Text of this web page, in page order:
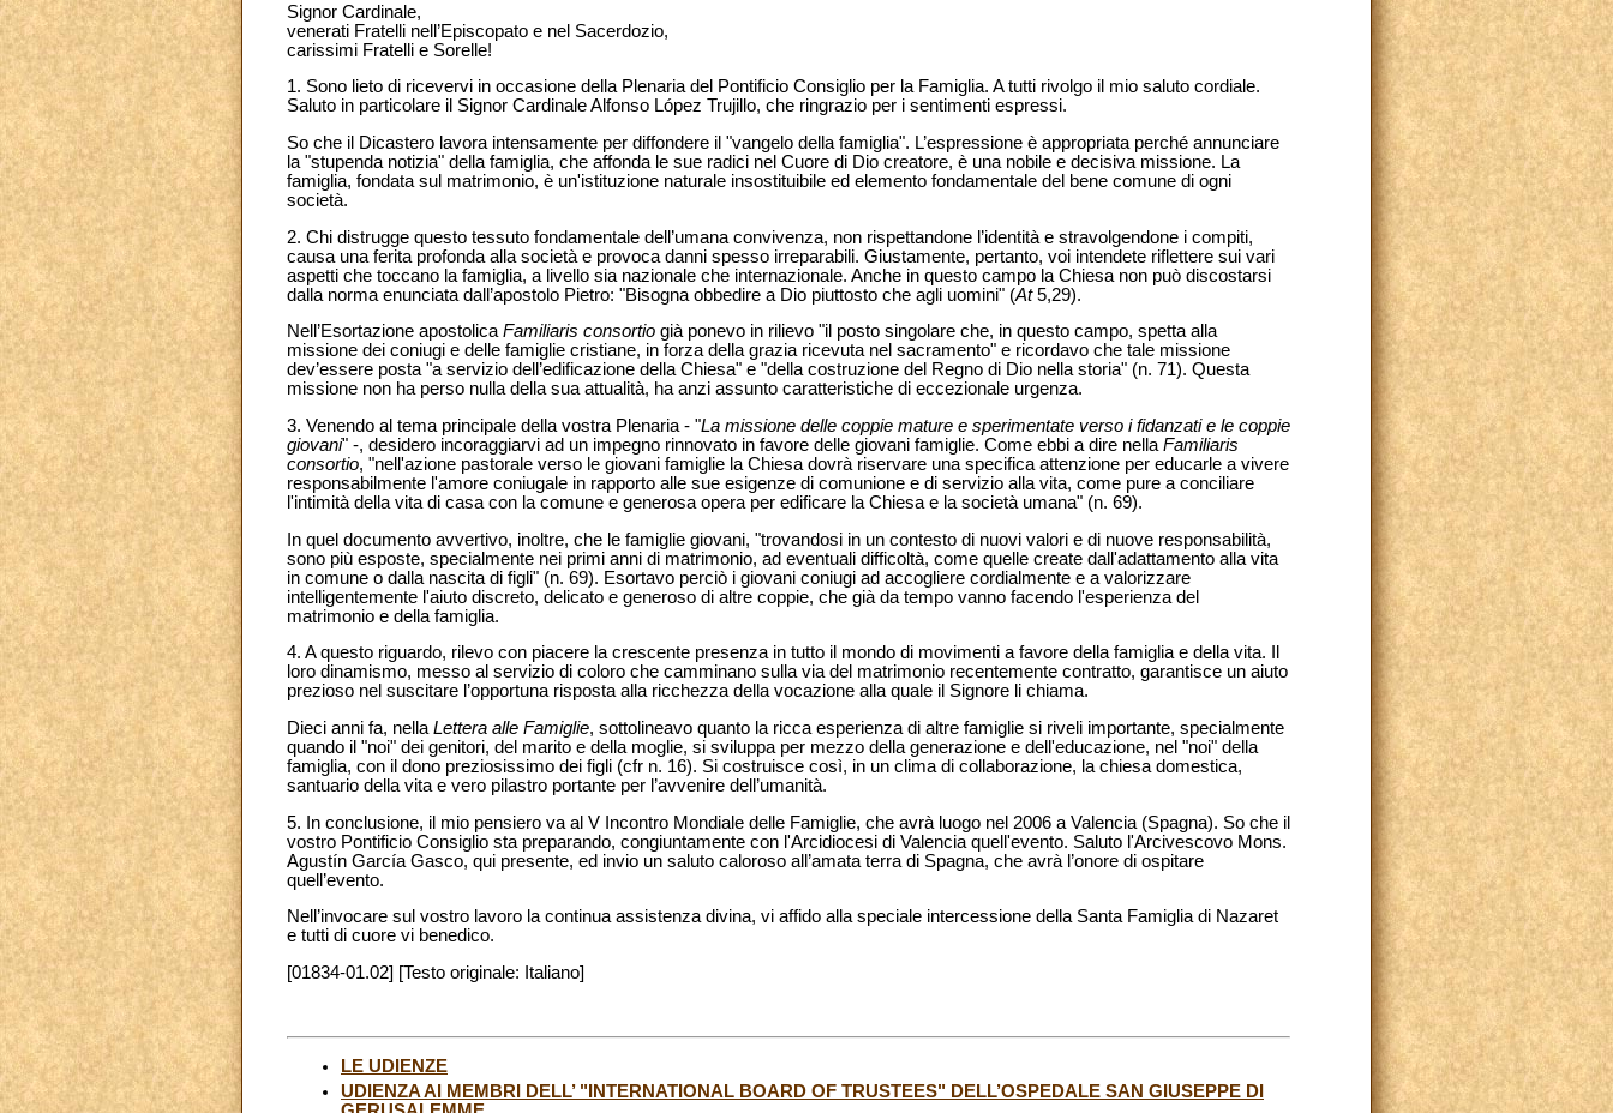
Signor Cardinale,
venerati Fratelli nell’Episcopato e nel Sacerdozio,
carissimi Fratelli e Sorelle!
1. Sono lieto di ricevervi in occasione della Plenaria del Pontificio Consiglio per la Famiglia. A tutti rivolgo il mio saluto cordiale.
Saluto in particolare il Signor Cardinale Alfonso López Trujillo, che ringrazio per i sentimenti espressi.
So che il Dicastero lavora intensamente per diffondere il "vangelo della famiglia". L’espressione è appropriata perché annunciare
la "stupenda notizia" della famiglia, che affonda le sue radici nel Cuore di Dio creatore, è una nobile e decisiva missione. La
famiglia, fondata sul matrimonio, è un'istituzione naturale insostituibile ed elemento fondamentale del bene comune di ogni
società.
2. Chi distrugge questo tessuto fondamentale dell’umana convivenza, non rispettandone l’identità e stravolgendone i compiti,
causa una ferita profonda alla società e provoca danni spesso irreparabili. Giustamente, pertanto, voi intendete riflettere sui vari
aspetti che toccano la famiglia, a livello sia nazionale che internazionale. Anche in questo campo la Chiesa non può discostarsi
dalla norma enunciata dall’apostolo Pietro: "Bisogna obbedire a Dio piuttosto che agli uomini" (At5,29).
Nell’Esortazione apostolicaFamiliaris consortio già ponevo in rilievo "il posto singolare che, in questo campo, spetta alla
missione dei coniugi e delle famiglie cristiane, in forza della grazia ricevuta nel sacramento" e ricordavo che tale missione
dev’essere posta "a servizio dell’edificazione della Chiesa" e "della costruzione del Regno di Dio nella storia" (n. 71). Questa
missione non ha perso nulla della sua attualità, ha anzi assunto caratteristiche di eccezionale urgenza.
3. Venendo al tema principale della vostra Plenaria - "La missione delle coppie mature e sperimentate verso i fidanzati e le coppie
giovani" -, desidero incoraggiarvi ad un impegno rinnovato in favore delle giovani famiglie. Come ebbi a dire nella Familiaris
consortio, "nell'azione pastorale verso le giovani famiglie la Chiesa dovrà riservare una specifica attenzione per educarle a vivere
responsabilmente l'amore coniugale in rapporto alle sue esigenze di comunione e di servizio alla vita, come pure a conciliare
l'intimità della vita di casa con la comune e generosa opera per edificare la Chiesa e la società umana" (n. 69).
In quel documento avvertivo, inoltre, che le famiglie giovani, "trovandosi in un contesto di nuovi valori e di nuove responsabilità,
sono più esposte, specialmente nei primi anni di matrimonio, ad eventuali difficoltà, come quelle create dall'adattamento alla vita
in comune o dalla nascita di figli" (n. 69). Esortavo perciò i giovani coniugi ad accogliere cordialmente e a valorizzare
intelligentemente l'aiuto discreto, delicato e generoso di altre coppie, che già da tempo vanno facendo l'esperienza del
matrimonio e della famiglia.
4. A questo riguardo, rilevo con piacere la crescente presenza in tutto il mondo di movimenti a favore della famiglia e della vita. Il
loro dinamismo, messo al servizio di coloro che camminano sulla via del matrimonio recentemente contratto, garantisce un aiuto
prezioso nel suscitare l’opportuna risposta alla ricchezza della vocazione alla quale il Signore li chiama.
Dieci anni fa, nella Lettera alle Famiglie, sottolineavo quanto la ricca esperienza di altre famiglie si riveli importante, specialmente
quando il "noi" dei genitori, del marito e della moglie, si sviluppa per mezzo della generazione e dell'educazione, nel "noi" della
famiglia, con il dono preziosissimo dei figli (cfr n. 16). Si costruisce così, in un clima di collaborazione, la chiesa domestica,
santuario della vita e vero pilastro portante per l’avvenire dell’umanità.
5. In conclusione, il mio pensiero va al V Incontro Mondiale delle Famiglie, che avrà luogo nel 2006 a Valencia (Spagna). So che il
vostro Pontificio Consiglio sta preparando, congiuntamente con l'Arcidiocesi di Valencia quell'evento. Saluto l'Arcivescovo Mons.
Agustín García Gasco, qui presente, ed invio un saluto caloroso all’amata terra di Spagna, che avrà l’onore di ospitare
quell’evento.
Nell’invocare sul vostro lavoro la continua assistenza divina, vi affido alla speciale intercessione della Santa Famiglia di Nazaret
e tutti di cuore vi benedico.
[01834-01.02] [Testo originale: Italiano]
LE UDIENZE
UDIENZA AI MEMBRI DELL’ "INTERNATIONAL BOARD OF TRUSTEES" DELL’OSPEDALE SAN GIUSEPPE DI